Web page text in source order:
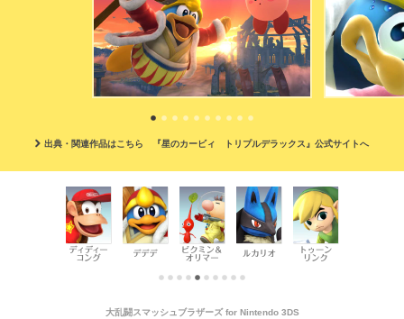
出典・関連作品はこちら 『星のカービィ トリプルデラックス』公式サイトへ
大乱闘スマッシュブラザーズ for Nintendo 3DS